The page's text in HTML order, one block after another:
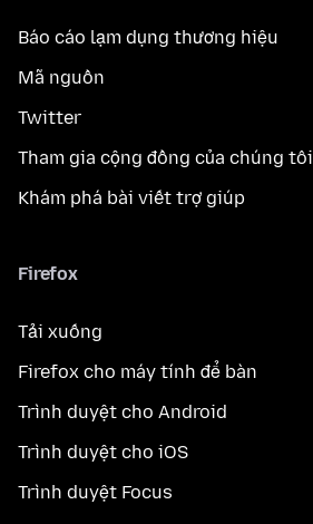
Báo cáo lạm dụng thương hiệu
Mã nguồn
Twitter
Tham gia cộng đồng của chúng tôi
Khám phá bài viết trợ giúp
Firefox
Tải xuống
Firefox cho máy tính để bàn
Trình duyệt cho Android
Trình duyệt cho iOS
Trình duyệt Focus